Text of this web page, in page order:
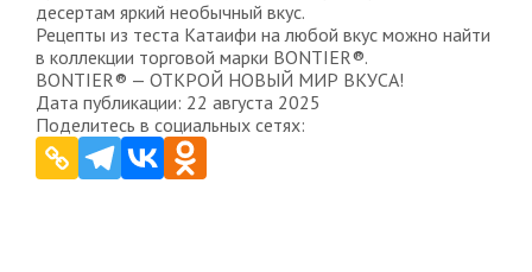
десертам яркий необычный вкус.
Рецепты из теста Катаифи на любой вкус можно найти
в коллекции торговой марки BONTIER®.
BONTIER® — ОТКРОЙ НОВЫЙ МИР ВКУСА!
Дата публикации: 22 августа 2025
Поделитесь в социальных сетях: